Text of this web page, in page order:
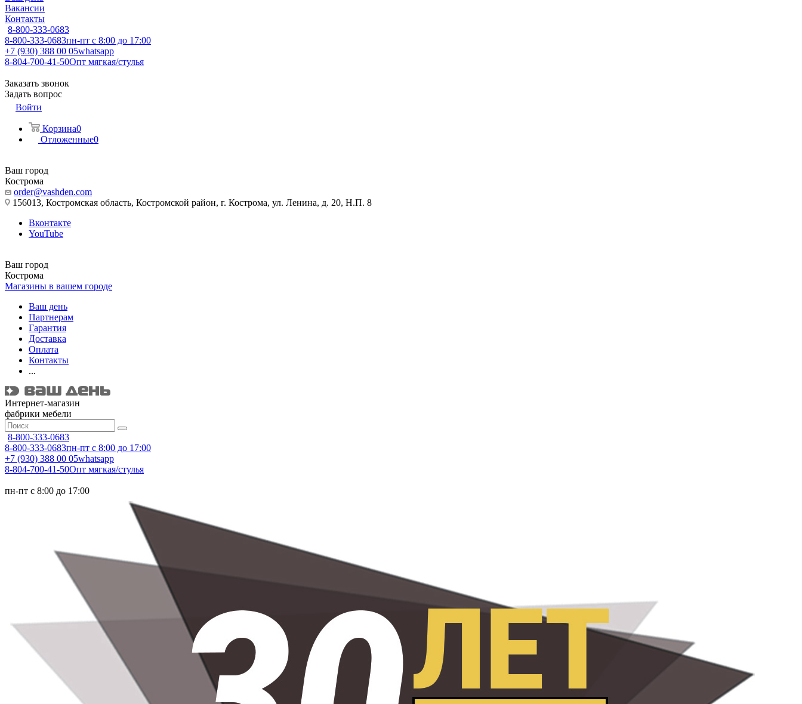
Вакансии
Контакты
8-800-333-0683
8-800-333-0683пн-пт с 8:00 до 17:00
+7 (930) 388 00 05whatsapp
8-804-700-41-50Опт мягкая/стулья
Заказать звонок
Задать вопрос
Войти
Корзина0
Отложенные0
Ваш город
Кострома
order@vashden.com
156013, Костромская область, Костромской район, г. Кострома, ул. Ленина, д. 20, Н.П. 8
Вконтакте
YouTube
Ваш город
Кострома
Магазины в вашем городе
Ваш день
Партнерам
Гарантия
Доставка
Оплата
Контакты
...
Интернет-магазин
фабрики мебели
8-800-333-0683
8-800-333-0683пн-пт с 8:00 до 17:00
+7 (930) 388 00 05whatsapp
8-804-700-41-50Опт мягкая/стулья
пн-пт с 8:00 до 17:00